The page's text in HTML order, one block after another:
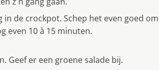
de crockpot. Schep het even goed om
even 10 à 15 minuten.
Geef er een groene salade bij.